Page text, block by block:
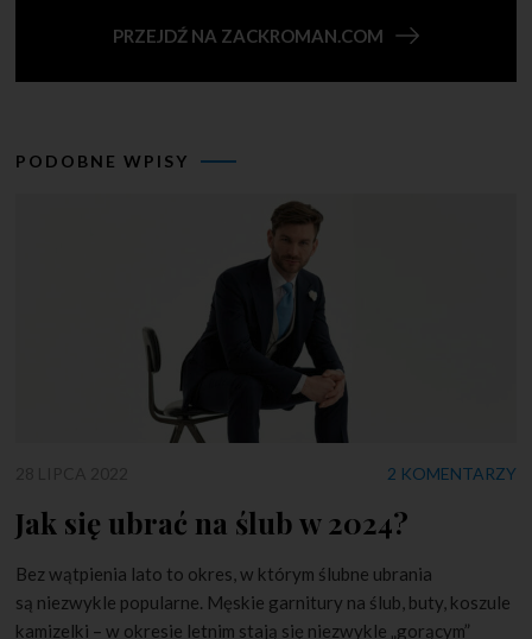
PRZEJDŹ NA ZACKROMAN.COM
PODOBNE WPISY
2 KOMENTARZY
Jak się ubrać na ślub w 2024?
Bez wątpienia lato to okres, w którym ślubne ubrania
są niezwykle popularne. Męskie garnitury na ślub, buty, koszule
kamizelki – w okresie letnim stają się niezwykle „gorącym”